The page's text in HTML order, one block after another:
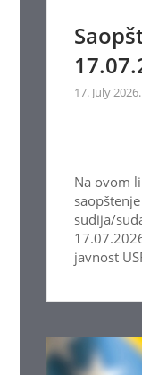
17. July 2026.
Na ovom
sudija/
javnost